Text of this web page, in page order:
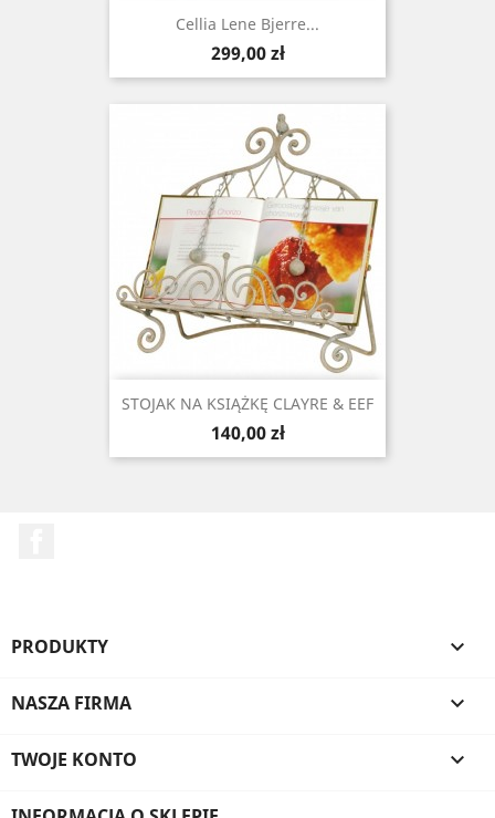
Cellia Lene Bjerre...
Cena
299,00 zł
STOJAK NA KSIĄŻKĘ CLAYRE & EEF
Cena
140,00 zł
PRODUKTY 
NASZA FIRMA 
TWOJE KONTO 